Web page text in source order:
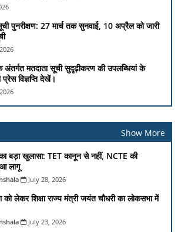
पुनरीक्षण: 27 मार्च तक सुनवाई, 10 अप्रैल को जारी
मतदाता सूची सुदृढ़ीकरण की उपलब्धियां के
विज्ञप्ति देखें।
Show More
का बड़ा खुलासा: TET कानून से नहीं, NCTE की
लागू
July 28, 2026
को लेकर शिक्षा राज्य मंत्री जयंत चौधरी का लोकसभा में
July 23, 2026